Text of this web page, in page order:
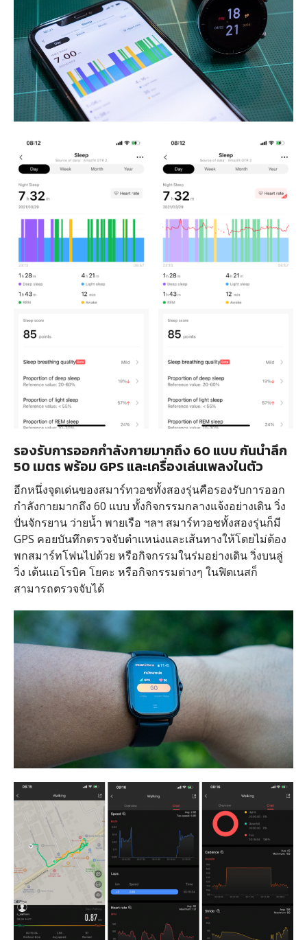
รองรับการออกกำลังกายมากถึง 60 แบบ กันน้ำลึก
50 เมตร พร้อม GPS และเครื่องเล่นเพลงในตัว
อีกหนึ่งจุดเด่นของสมาร์ทวอชทั้งสองรุ่นคือรองรับการออก
กำลังกายมากถึง 60 แบบ ทั้งกิจกรรมกลางแจ้งอย่างเดิน วิ่ง
ปั่นจักรยาน ว่ายน้ำ พายเรือ ฯลฯ สมาร์ทวอชทั้งสองรุ่นก็มี
GPS คอยบันทึกตรวจจับตำแหน่งและเส้นทางให้โดยไม่ต้อง
พกสมาร์ทโฟนไปด้วย หรือกิจกรรมในร่มอย่างเดิน วิ่งบนลู่
วิ่ง เต้นแอโรบิค โยคะ หรือกิจกรรมต่างๆ ในฟิตเนสก็
สามารถตรวจจับได้